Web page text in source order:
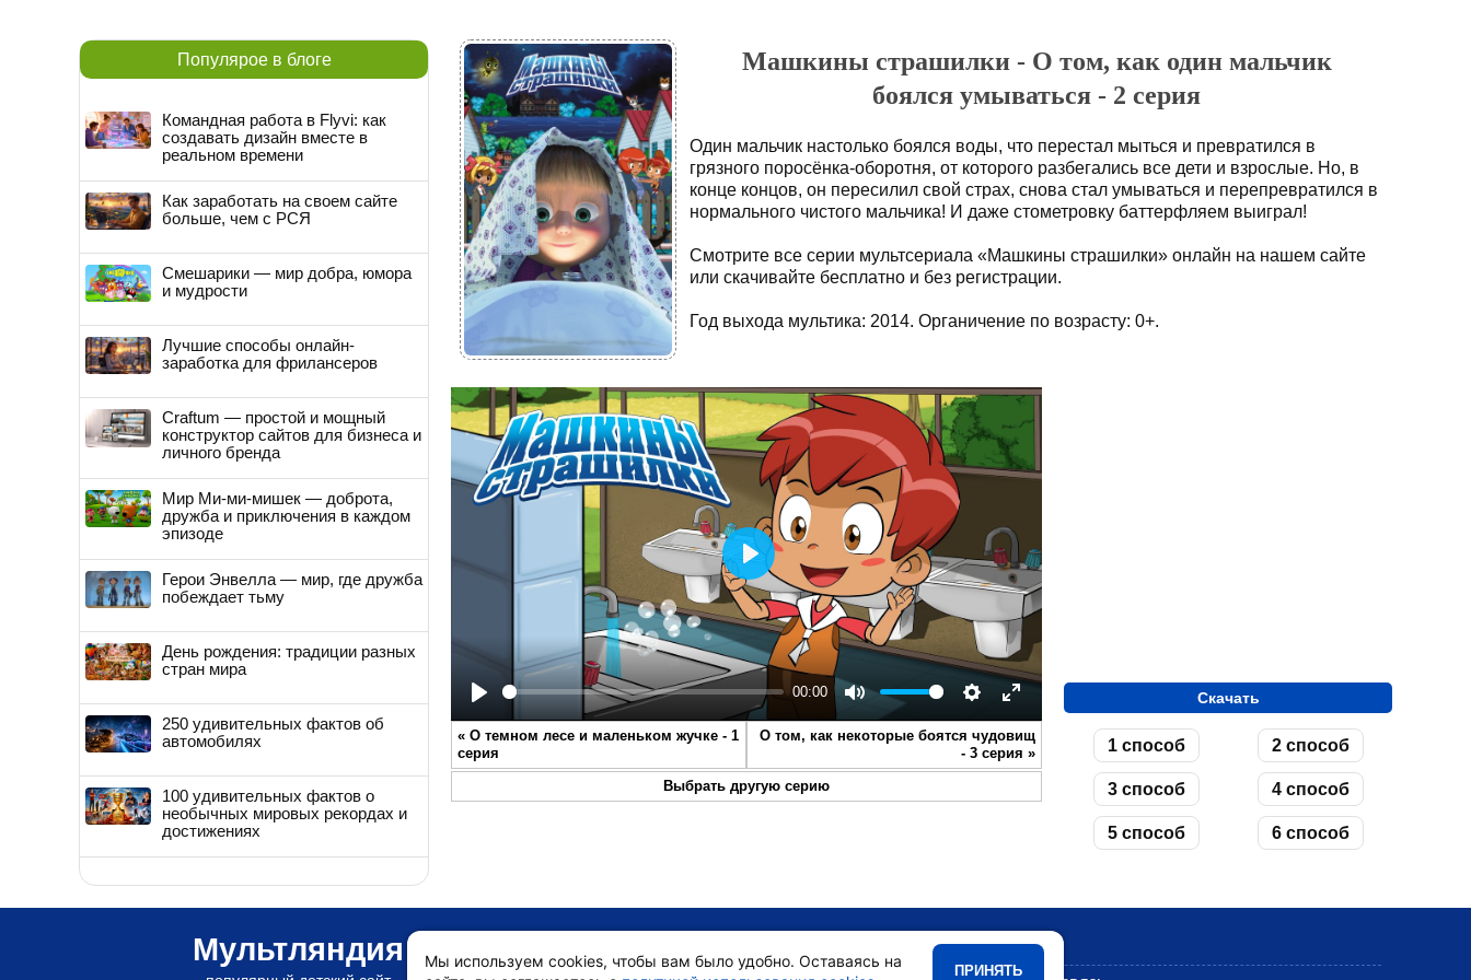
Машкины страшилки - О том, как один мальчик
боялся умываться - 2 серия
Один мальчик настолько боялся воды, что перестал мыться и превратился в
грязного поросёнка-оборотня, от которого разбегались все дети и взрослые. Но, в
конце концов, он пересилил свой страх, снова стал умываться и перепревратился в
нормального чистого мальчика! И даже стометровку баттерфляем выиграл!
Смотрите все серии мультсериала «Машкины страшилки» онлайн на нашем сайте
или скачивайте бесплатно и без регистрации.
Год выхода мультика: 2014. Органичение по возрасту: 0+.
Play
00:00
Mute Settings
Enter
fullscreen
Play
« О темном лесе и маленьком жучке - 1
серия
О том, как некоторые боятся чудовищ
- 3 серия »
Выбрать другую серию
Скачать
1 способ 2 способ
3 способ 4 способ
5 способ 6 способ
Популярое в блоге
Командная работа в Flyvi: как
создавать дизайн вместе в
реальном времени
Как заработать на своем сайте
больше, чем с РСЯ
Смешарики — мир добра, юмора
и мудрости
Лучшие способы онлайн-
заработка для фрилансеров
Craftum — простой и мощный
конструктор сайтов для бизнеса и
личного бренда
Мир Ми-ми-мишек — доброта,
дружба и приключения в каждом
эпизоде
Герои Энвелла — мир, где дружба
побеждает тьму
День рождения: традиции разных
стран мира
250 удивительных фактов об
автомобилях
100 удивительных фактов о
необычных мировых рекордах и
достижениях
Мультляндия •Мультики
Мы используем cookies, чтобы вам было удобно. Оставаясь на
ПРИНЯТЬ